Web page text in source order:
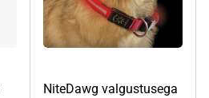
NiteDawg valgustusega